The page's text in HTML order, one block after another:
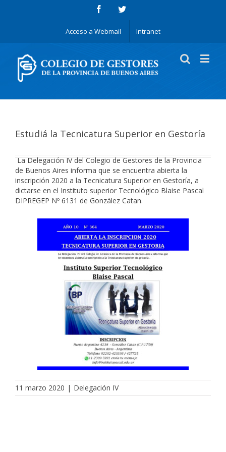
Acceso a Webmail Intranet
Estudiá la Tecnicatura Superior en Gestoría
La Delegación IV del Colegio de Gestores de la Provincia
de Buenos Aires informa que se encuentra abierta la
inscripción 2020 a la Tecnicatura Superior en Gestoría, a
dictarse en el Instituto superior Tecnológico Blaise Pascal
DIPREGEP Nº 6131 de González Catan.
11 marzo 2020 | Delegación IV